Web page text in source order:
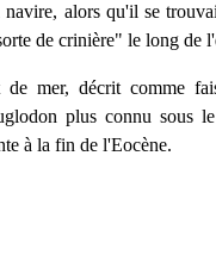
alors qu'il se
de crinière" le long de
mer, décrit comme
plus connu sous
à la fin de l'Eocène.